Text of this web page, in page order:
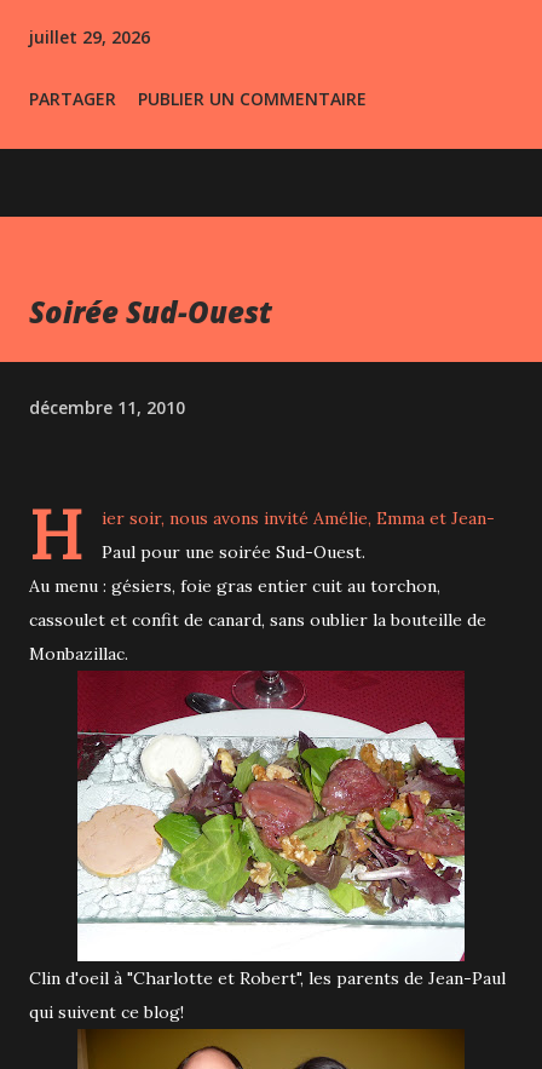
juillet 29, 2026
PARTAGER PUBLIER UN COMMENTAIRE
Soirée Sud-Ouest
décembre 11, 2010
H
ier soir, nous avons invité Amélie, Emma et Jean-
Paul pour une soirée Sud-Ouest.
Au menu : gésiers, foie gras entier cuit au torchon,
cassoulet et confit de canard, sans oublier la bouteille de
Monbazillac.
Clin d'oeil à "Charlotte et Robert", les parents de Jean-Paul
qui suivent ce blog!